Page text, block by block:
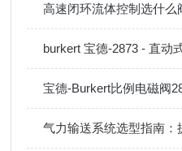
burkert 宝德-2873 - 直动
宝德-Burkert比例电磁阀
气力输送系统选型指南